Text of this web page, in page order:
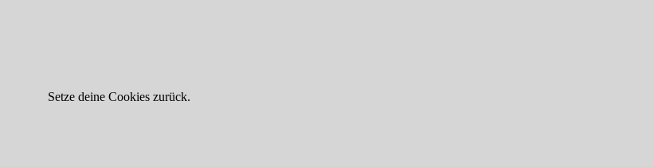
Setze deine Cookies zurück.